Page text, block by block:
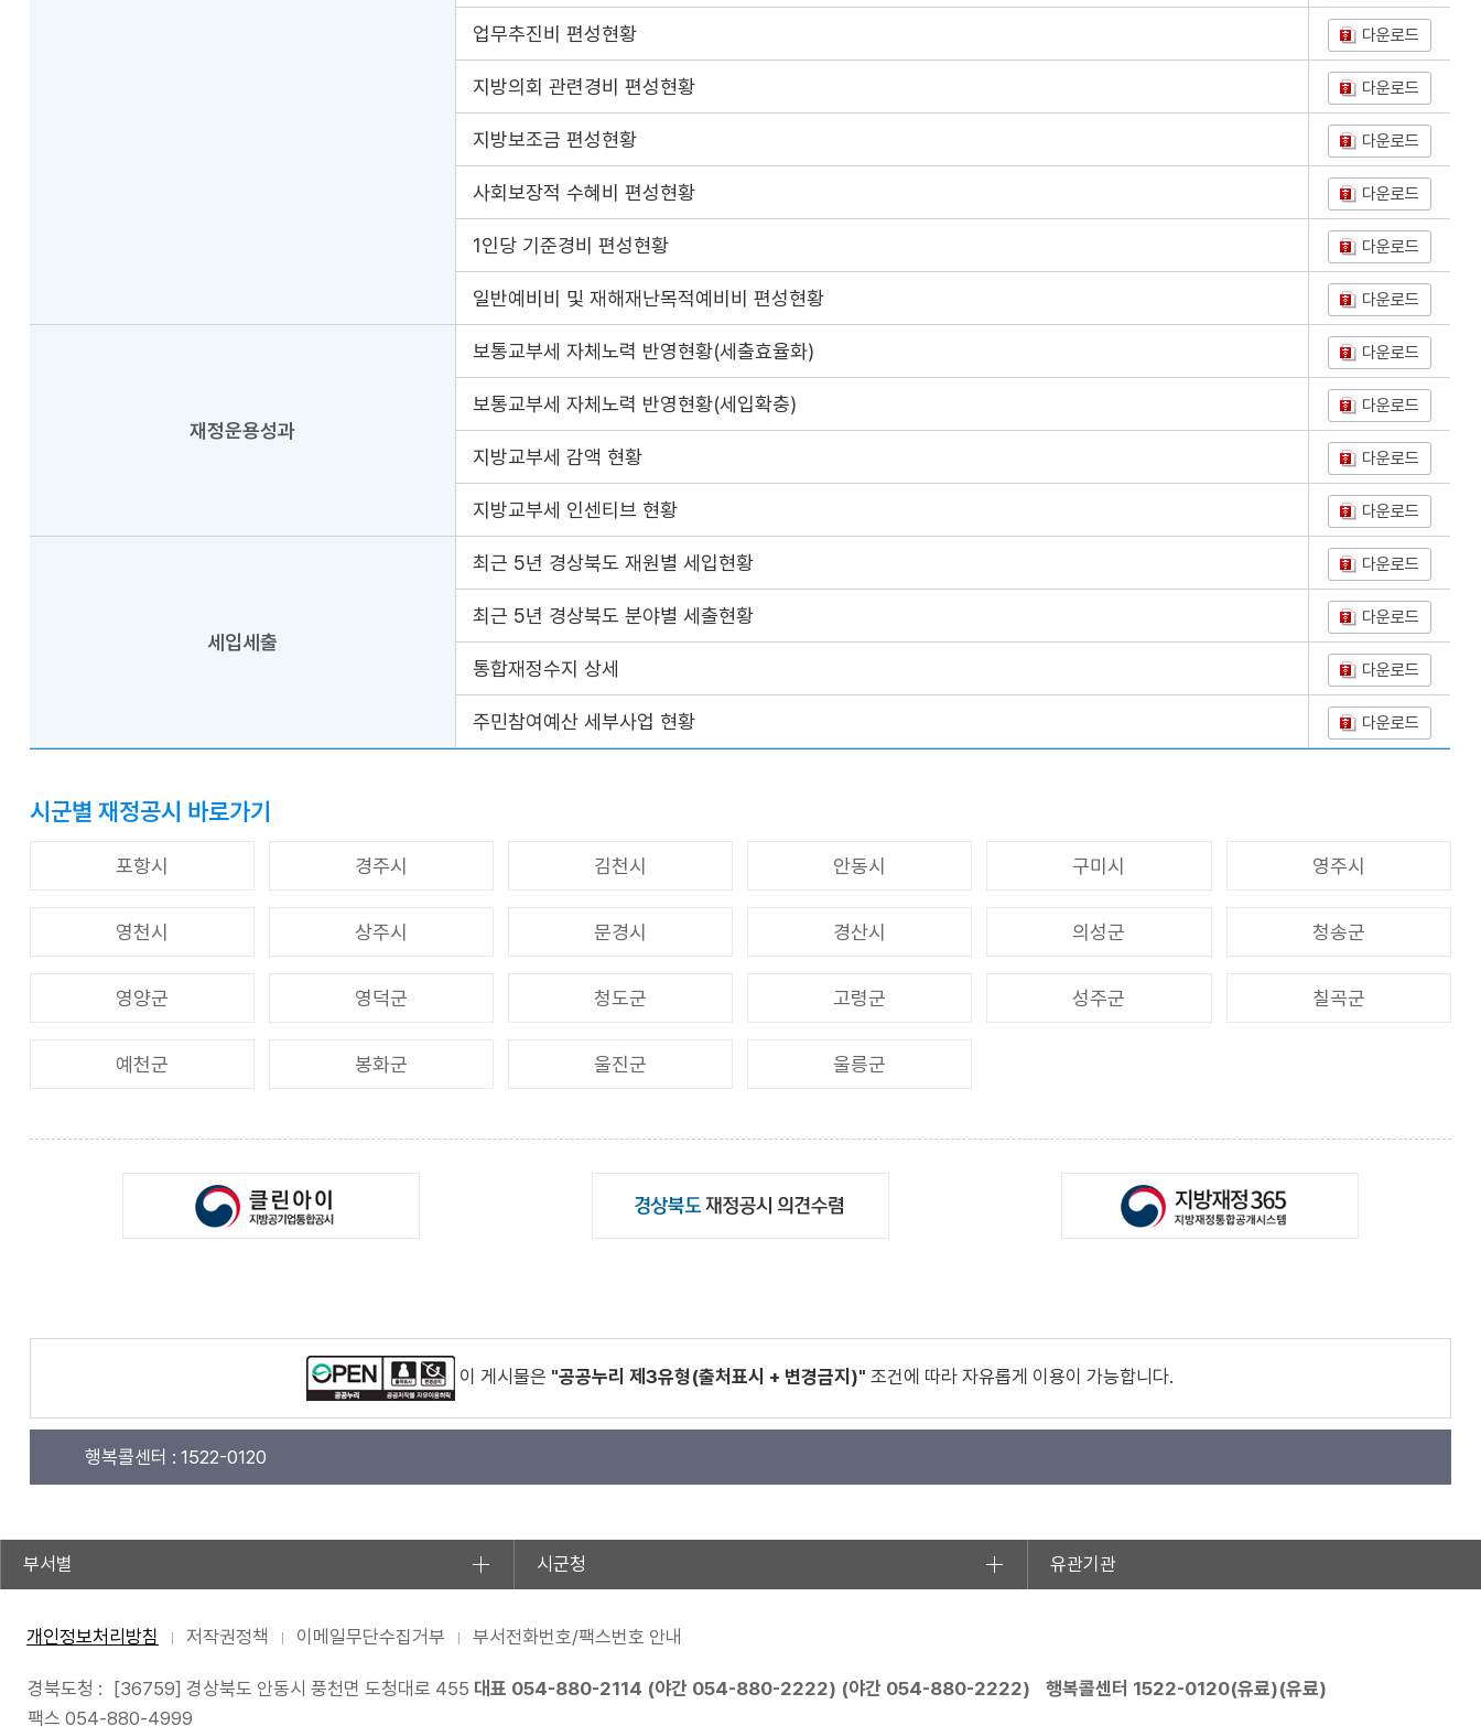
업무추진비 편성현황 다운로드
지방의회 관련경비 편성현황 다운로드
지방보조금 편성현황 다운로드
사회보장적 수혜비 편성현황 다운로드
1인당 기준경비 편성현황 다운로드
일반예비비 및 재해재난목적예비비 편성현황 다운로드
재정운용성과
보통교부세 자체노력 반영현황(세출효율화) 다운로드
보통교부세 자체노력 반영현황(세입확충) 다운로드
지방교부세 감액 현황 다운로드
지방교부세 인센티브 현황 다운로드
세입세출
최근 5년 경상북도 재원별 세입현황 다운로드
최근 5년 경상북도 분야별 세출현황 다운로드
통합재정수지 상세 다운로드
주민참여예산 세부사업 현황 다운로드
시군별 재정공시 바로가기
포항시 경주시 김천시 안동시 구미시 영주시
영천시 상주시 문경시 경산시 의성군 청송군
영양군 영덕군 청도군 고령군 성주군 칠곡군
예천군 봉화군 울진군 울릉군
이 게시물은 "공공누리 제3유형(출처표시 + 변경금지)" 조건에 따라 자유롭게 이용이 가능합니다.
행복콜센터 : 1522-0120
부서별 시군청 유관기관
개인정보처리방침 저작권정책 이메일무단수집거부 부서전화번호/팩스번호 안내
경북도청 : [36759] 경상북도 안동시 풍천면 도청대로 455 대표 054-880-2114 (야간 054-880-2222) (야간 054-880-2222) 행복콜센터 1522-0120(유료)(유료)
팩스 054-880-4999